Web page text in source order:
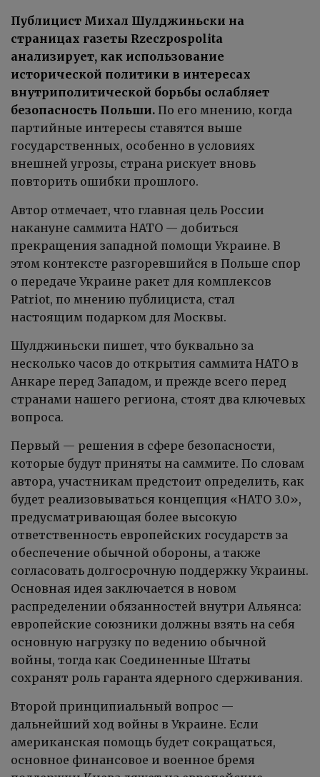
Публицист Михал Шулджиньски на
страницах газеты Rzeczpospolita
анализирует, как использование
исторической политики в интересах
внутриполитической борьбы ослабляет
безопасность Польши. По его мнению, когда
партийные интересы ставятся выше
государственных, особенно в условиях
внешней угрозы, страна рискует вновь
повторить ошибки прошлого.
Автор отмечает, что главная цель России
накануне саммита НАТО — добиться
прекращения западной помощи Украине. В
этом контексте разгоревшийся в Польше спор
о передаче Украине ракет для комплексов
Patriot, по мнению публициста, стал
настоящим подарком для Москвы.
Шулджиньски пишет, что буквально за
несколько часов до открытия саммита НАТО в
Анкаре перед Западом, и прежде всего перед
странами нашего региона, стоят два ключевых
вопроса.
Первый — решения в сфере безопасности,
которые будут приняты на саммите. По словам
автора, участникам предстоит определить, как
будет реализовываться концепция «НАТО 3.0»,
предусматривающая более высокую
ответственность европейских государств за
обеспечение обычной обороны, а также
согласовать долгосрочную поддержку Украины.
Основная идея заключается в новом
распределении обязанностей внутри Альянса:
европейские союзники должны взять на себя
основную нагрузку по ведению обычной
войны, тогда как Соединенные Штаты
сохранят роль гаранта ядерного сдерживания.
Второй принципиальный вопрос —
дальнейший ход войны в Украине. Если
американская помощь будет сокращаться,
основное финансовое и военное бремя